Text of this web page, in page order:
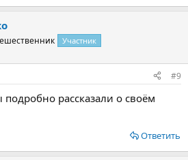
Участник
#9
рассказали о своём
Ответить